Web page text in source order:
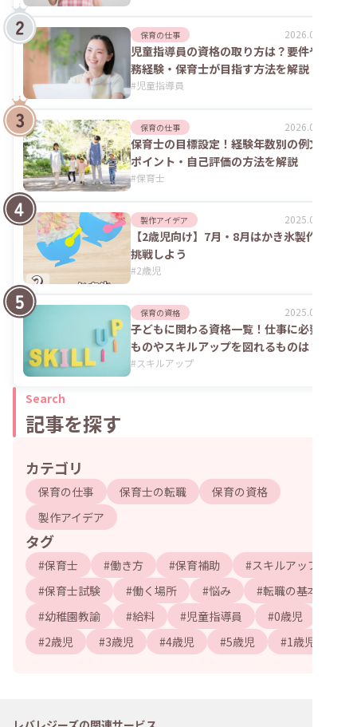
保育の仕事 2026.07.24
児童指導員の資格の取り方は？要件や実
務経験・保育士が目指す方法を解説
#児童指導員
保育の仕事 2026.02.09
保育士の目標設定！経験年数別の例文や
ポイント・自己評価の方法を解説
#保育士
製作アイデア 2025.09.04
【2歳児向け】7月・8月はかき氷製作に
挑戦しよう
#2歳児
保育の資格 2025.06.02
子どもに関わる資格一覧！仕事に必要な
ものやスキルアップを図れるものは？
#スキルアップ
Search
記事を探す
カテゴリ
保育の仕事 保育士の転職
保育の資格
製作アイデア
タグ
#保育士 #働き方 #保育補助 #スキルアップ
#保育士試験 #働く場所 #悩み #転職の基本
#幼稚園教諭 #給料 #児童指導員 #0歳児
#2歳児 #3歳児 #4歳児 #5歳児 #1歳児